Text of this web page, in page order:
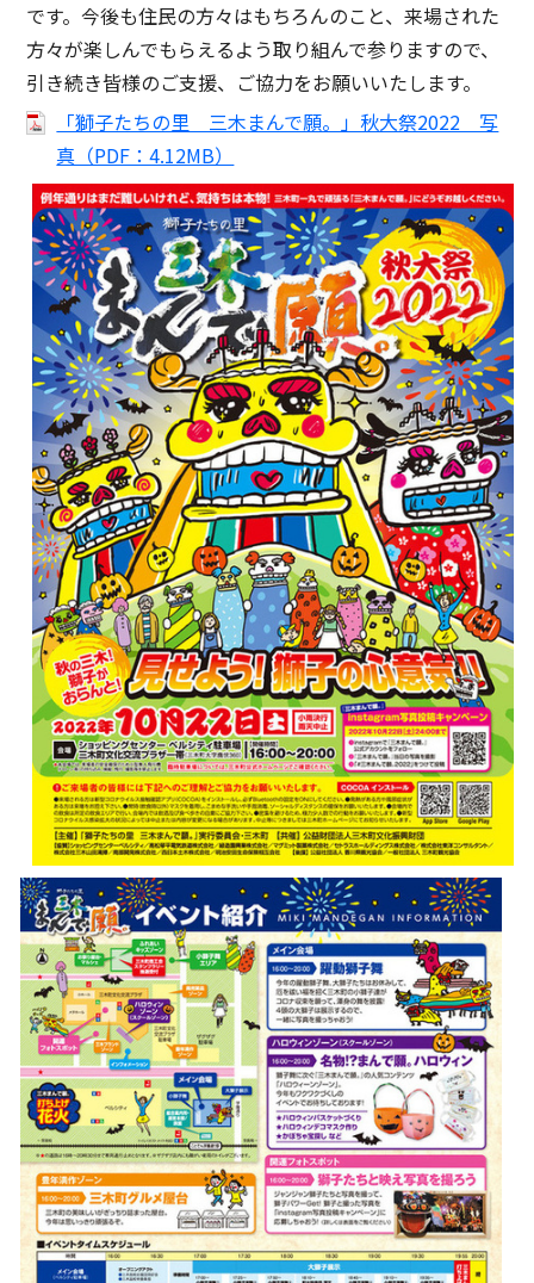
です。今後も住民の方々はもちろんのこと、来場された
方々が楽しんでもらえるよう取り組んで参りますので、
引き続き皆様のご支援、ご協力をお願いいたします。
「獅子たちの里 三木まんで願。」秋大祭2022 写
真（PDF：4.12MB）